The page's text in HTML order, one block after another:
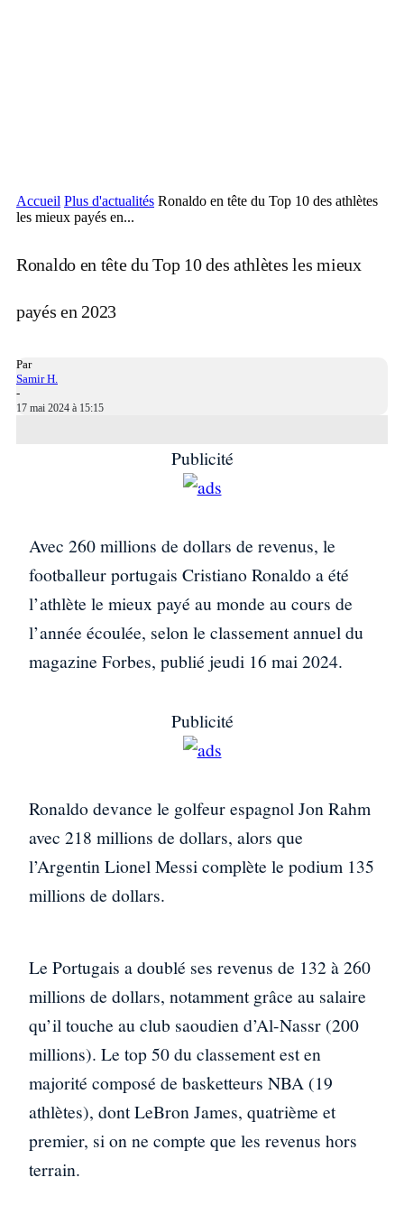
Accueil Plus d'actualités Ronaldo en tête du Top 10 des athlètes
les mieux payés en...
Ronaldo en tête du Top 10 des athlètes les mieux
payés en 2023
Par
Samir H.
-
17 mai 2024 à 15:15
Publicité
Avec 260 millions de dollars de revenus, le
footballeur portugais Cristiano Ronaldo a été
l’athlète le mieux payé au monde au cours de
l’année écoulée, selon le classement annuel du
magazine Forbes, publié jeudi 16 mai 2024.
Publicité
Ronaldo devance le golfeur espagnol Jon Rahm
avec 218 millions de dollars, alors que
l’Argentin Lionel Messi complète le podium 135
millions de dollars.
Le Portugais a doublé ses revenus de 132 à 260
millions de dollars, notamment grâce au salaire
qu’il touche au club saoudien d’Al-Nassr (200
millions). Le top 50 du classement est en
majorité composé de basketteurs NBA (19
athlètes), dont LeBron James, quatrième et
premier, si on ne compte que les revenus hors
terrain.